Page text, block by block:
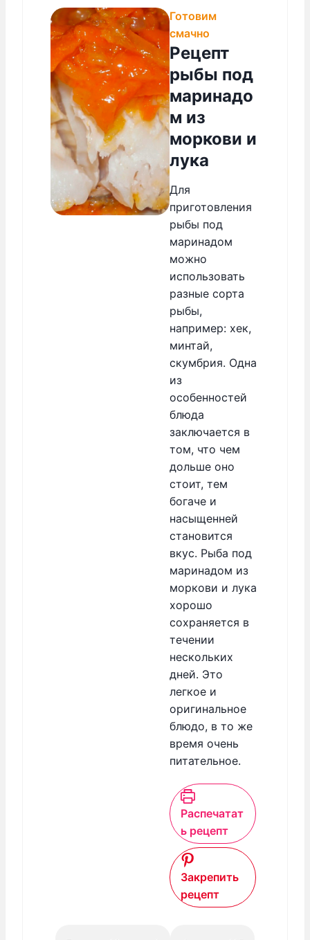
Готовим
смачно
Рецепт
рыбы под
маринадо
м из
моркови и
лука
Для
приготовления
рыбы под
маринадом
можно
использовать
разные сорта
рыбы,
например: хек,
минтай,
скумбрия. Одна
из
особенностей
блюда
заключается в
том, что чем
дольше оно
стоит, тем
богаче и
насыщенней
становится
вкус. Рыба под
маринадом из
моркови и лука
хорошо
сохраняется в
течении
нескольких
дней. Это
легкое и
оригинальное
блюдо, в то же
время очень
питательное.
Распечатат
ь рецепт
Закрепить
рецепт